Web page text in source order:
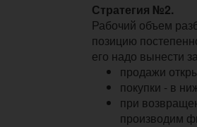
Стратегия №2.
Рабочий объем
позицию
его надо вынести
продажи
покупки - в
при
производим